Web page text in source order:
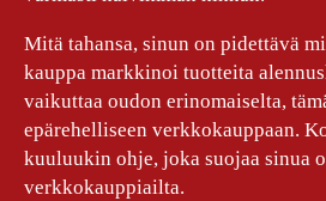
Mitä tahansa, sinun on pidettävä
kauppa markkinoi tuotteita
vaikuttaa oudon erinomaiselta,
epärehelliseen verkkokauppaan.
kuuluukin ohje, joka suojaa sinua
verkkokauppiailta.